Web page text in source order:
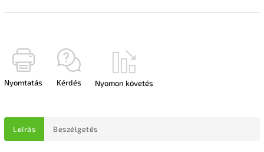
Nyomtatás Kérdés Nyomon követés
Leírás Beszélgetés